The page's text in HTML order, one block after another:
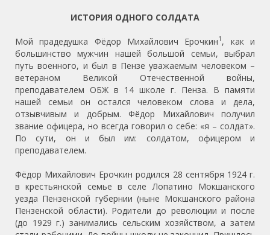
ИСТОРИЯ ОДНОГО СОЛДАТА
Мой прадедушка Фёдор Михайлович Ерочкин1 , как и
большинство мужчин нашей большой семьи, выбрал
путь военного, и был в Пензе уважаемым человеком –
ветераном Великой Отечественной войны,
преподавателем ОБЖ в 14 школе г. Пенза. В памяти
нашей семьи он остался человеком слова и дела,
отзывчивым и добрым. Фёдор Михайлович получил
звание офицера, но всегда говорил о себе: «я – солдат».
По сути, он и был им: солдатом, офицером и
преподавателем.
Фёдор Михайлович Ерочкин родился 28 сентября 1924 г.
в крестьянской семье в селе Лопатино Мокшанского
уезда Пензенской губернии (ныне Мокшанского района
Пензенской области). Родители до революции и после
(до 1929 г.) занимались сельским хозяйством, а затем